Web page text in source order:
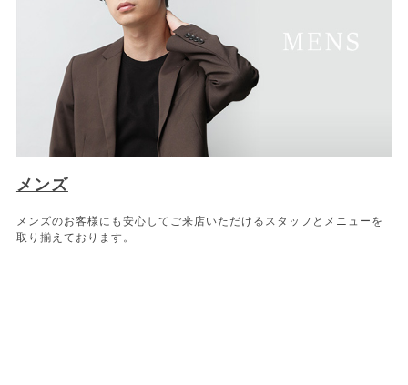
メンズ
メンズのお客様にも安心してご来店いただけるスタッフとメニューを
取り揃えております。